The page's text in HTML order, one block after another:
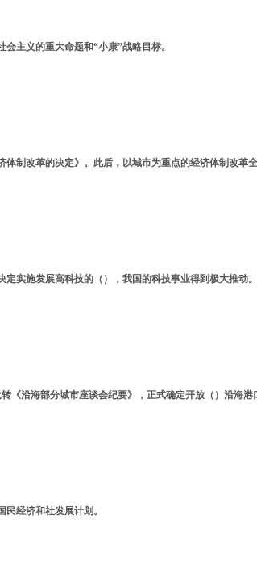
主义的重大命题和“小康”战略目标。
体制改革的决定》 。 此后， 以城市为重点的经济体制改革全
定实施发展高科技的 （）
，我国的科技事业得到极大推动。
《沿海部分城市座谈会纪要》，正式确定开放 （） 沿海港
民经济和社发展计划 。